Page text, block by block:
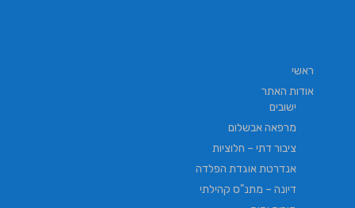
ראשי
אודות האתר
ישובים
מרפאה אבשלום
ציבור דתי – חלוציות
אנדרטת אוגדת הפלדה
דיונה – מתנ"ס קהילתי